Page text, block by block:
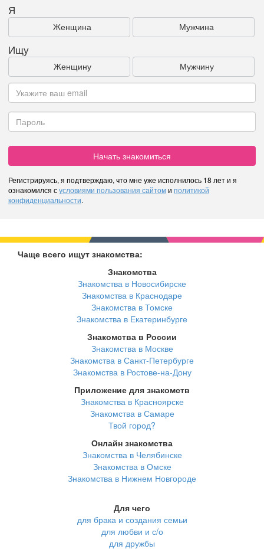
Я
Женщина Мужчина
Ищу
Женщину Мужчину
Начать знакомиться
Регистрируясь, я подтверждаю, что мне уже исполнилось 18 лет и я
ознакомился сусловиями пользования сайтоми политикой
конфиденциальности.
Чаще всего ищут знакомства:
Знакомства
Знакомства в Новосибирске
Знакомства в Краснодаре
Знакомства в Томске
Знакомства в Екатеринбурге
Знакомства в России
Знакомства в Москве
Знакомства в Санкт-Петербурге
Знакомства в Ростове-на-Дону
Приложение для знакомств
Знакомства в Красноярске
Знакомства в Самаре
Твой город?
Онлайн знакомства
Знакомства в Челябинске
Знакомства в Омске
Знакомства в Нижнем Новгороде
Для чего
для брака и создания семьи
для любви и с/о
для дружбы